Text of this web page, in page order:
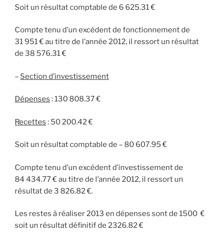
Soit un résultat comptable de 6 625.31 €
Compte tenu d’un excédent de fonctionnement de
31 951 € au titre de l’année 2012, il ressort un résultat
de 38 576.31 €
– Section d’investissement
Dépenses : 130 808.37 €
Recettes : 50 200.42 €
Soit un résultat comptable de – 80 607.95 €
Compte tenu d’un excédent d’investissement de
84 434.77 € au titre de l’année 2012, il ressort un
résultat de 3 826.82 €.
Les restes à réaliser 2013 en dépenses sont de 1500 €
soit un résultat définitif de 2326.82 €